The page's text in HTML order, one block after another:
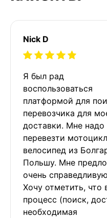
Nick D
Я был рад
воспользоваться
платформой для
перевозчика для
доставки. Мне надо
перевезти
велосипед из
Польшу. Мне
очень
Хочу отметить, что
процесс (поиск,
необходимая